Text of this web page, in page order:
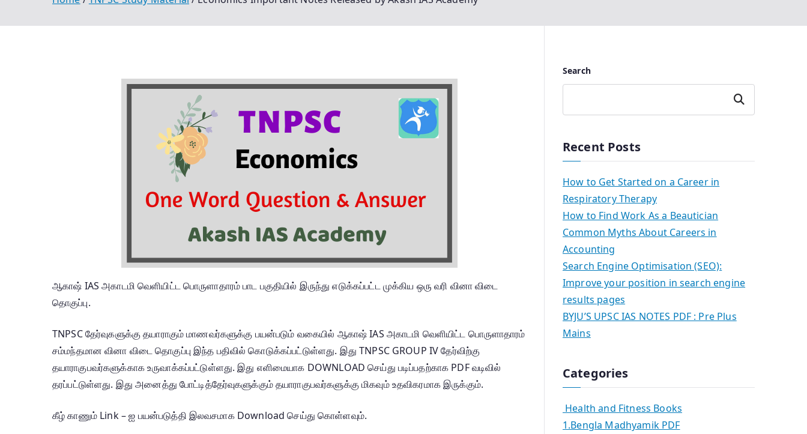
ஆகாஷ் IAS அகாடமி வெளியிட்ட பொருளாதாரம் பாட பகுதியில் இருந்து எடுக்கப்பட்ட முக்கிய ஒரு வரி வினா விடை
தொகுப்பு.
TNPSC தேர்வுகளுக்கு தயாராகும் மாணவர்களுக்கு பயன்படும் வகையில் ஆகாஷ் IAS அகாடமி வெளியிட்ட பொருளாதாரம்
சம்மந்தமான வினா விடை தொகுப்பு இந்த பதிவில் கொடுக்கப்பட்டுள்ளது. இது TNPSC GROUP IV தேர்விற்கு
தயாராகுபவர்களுக்காக உருவாக்கப்பட்டுள்ளது. இது எளிமையாக DOWNLOAD செய்து படிப்பதற்காக PDF வடிவில்
தரப்பட்டுள்ளது. இது அனைத்து போட்டித்தேர்வுகளுக்கும் தயாராகுபவர்களுக்கு மிகவும் உதவிகரமாக இருக்கும்.
கீழ் காணும் Link – ஐ பயன்படுத்தி இலவசமாக Download செய்து கொள்ளவும்.
Search
Search
Recent Posts
How to Get Started on a Career in
Respiratory Therapy
How to Find Work As a Beautician
Common Myths About Careers in
Accounting
Search Engine Optimisation (SEO):
Improve your position in search engine
results pages
BYJU’S UPSC IAS NOTES PDF : Pre Plus
Mains
Categories
Health and Fitness Books
1.Bengla Madhyamik PDF